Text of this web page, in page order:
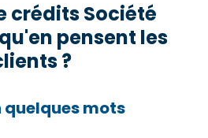
crédits Société
pensent les
?
quelques mots